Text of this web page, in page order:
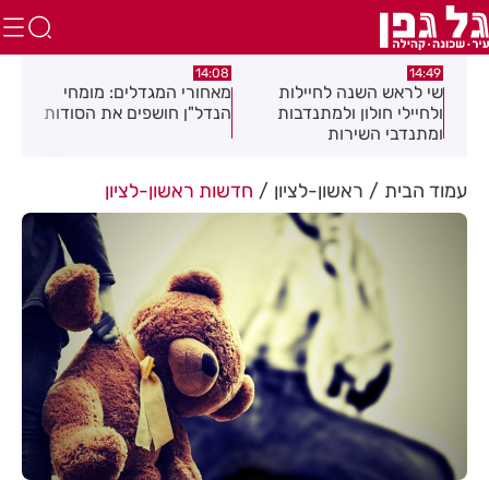
14:49
שי לראש השנה לחיילות
ולחיילי חולון ולמתנדבות
ומתנדבי השירות
14:08
מאחורי המגדלים: מומחי
הנדל"ן חושפים את הסודות
עמוד הבית ראשון-לציון חדשות ראשון-לציון